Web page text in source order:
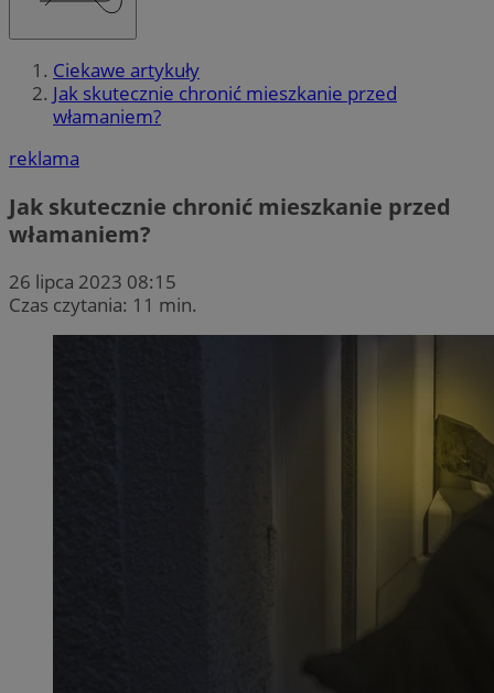
Ciekawe artykuły
Jak skutecznie chronić mieszkanie przed
włamaniem?
reklama
Jak skutecznie chronić mieszkanie przed
włamaniem?
26 lipca 2023 08:15
Czas czytania: 11 min.